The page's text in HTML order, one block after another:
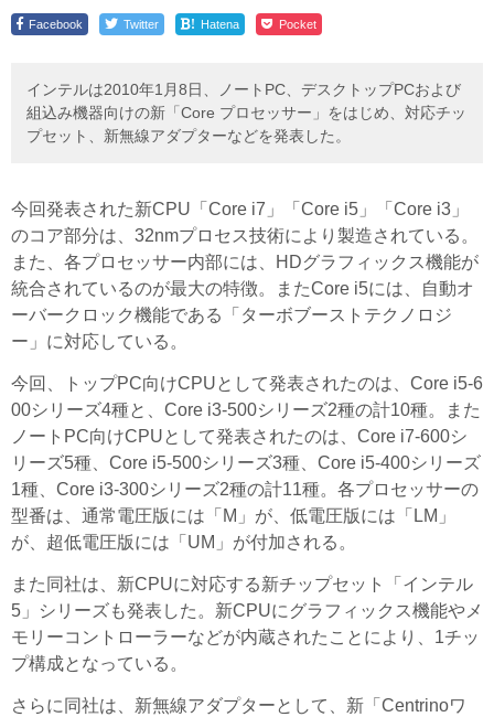
Facebook Twitter ! Hatena Pocket
インテルは2010年1月8日、ノートPC、デスクトップPCおよび
組込み機器向けの新「Core プロセッサー」をはじめ、対応チッ
プセット、新無線アダプターなどを発表した。
今回発表された新CPU「Core i7」「Core i5」「Core i3」
のコア部分は、32nmプロセス技術により製造されている。
また、各プロセッサー内部には、HDグラフィックス機能が
統合されているのが最大の特徴。またCore i5には、自動オ
ーバークロック機能である「ターボブーストテクノロジ
ー」に対応している。
今回、トップPC向けCPUとして発表されたのは、Core i5-6
00シリーズ4種と、Core i3-500シリーズ2種の計10種。また
ノートPC向けCPUとして発表されたのは、Core i7-600シ
リーズ5種、Core i5-500シリーズ3種、Core i5-400シリーズ
1種、Core i3-300シリーズ2種の計11種。各プロセッサーの
型番は、通常電圧版には「M」が、低電圧版には「LM」
が、超低電圧版には「UM」が付加される。
また同社は、新CPUに対応する新チップセット「インテル
5」シリーズも発表した。新CPUにグラフィックス機能やメ
モリーコントローラーなどが内蔵されたことにより、1チッ
プ構成となっている。
さらに同社は、新無線アダプターとして、新「Centrinoワ